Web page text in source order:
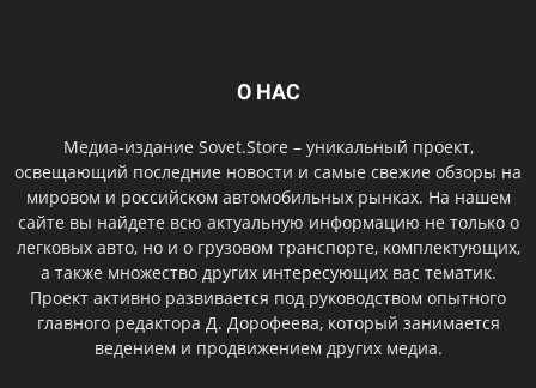
О НАС
Медиа-издание Sovet.Store – уникальный проект,
освещающий последние новости и самые свежие обзоры на
мировом и российском автомобильных рынках. На нашем
сайте вы найдете всю актуальную информацию не только о
легковых авто, но и о грузовом транспорте, комплектующих,
а также множество других интересующих вас тематик.
Проект активно развивается под руководством опытного
главного редактора Д. Дорофеева, который занимается
ведением и продвижением других медиа.